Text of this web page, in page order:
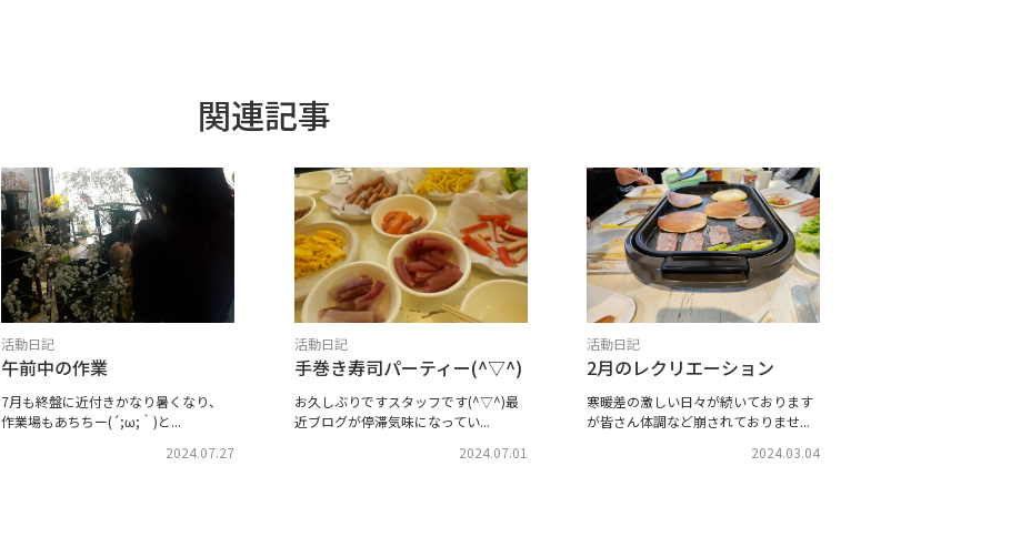
関連記事
活動日記
午前中の作業
7月も終盤に近付きかなり暑くなり、
作業場もあちちー(´;ω;｀)と...
2024.07.27
活動日記
手巻き寿司パーティー(^▽^)
お久しぶりですスタッフです(^▽^)最
近ブログが停滞気味になってい...
2024.07.01
活動日記
2月のレクリエーション
寒暖差の激しい日々が続いております
が皆さん体調など崩されておりませ...
2024.03.04